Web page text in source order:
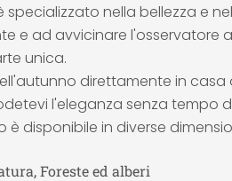
nella bellezza e
e ad avvicinare l'osservatore
unica.
direttamente in
l'eleganza senza tempo
disponibile in diverse
Foreste ed alberi